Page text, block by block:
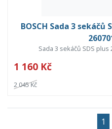
BOSCH Sada 3 sekáčů
Sada 3 sekáčů SDS plus
1 160 Kč
2 045 Kč
1